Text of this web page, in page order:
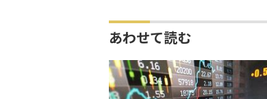
あわせて読む